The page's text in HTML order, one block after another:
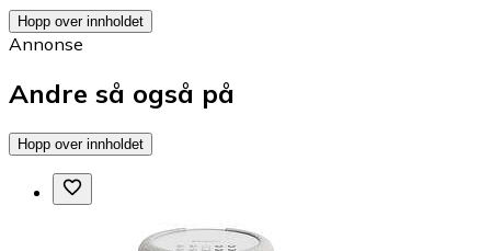
Hopp over innholdet
Annonse
Andre så også på
Hopp over innholdet